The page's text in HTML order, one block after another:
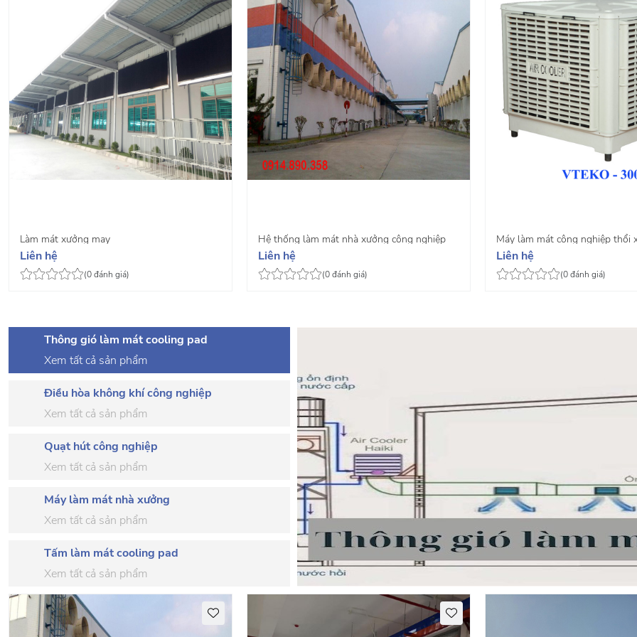
Làm mát xưởng may
Liên hệ
(0 đánh giá)
Hệ thống làm mát nhà xưởng công nghiệp
Liên hệ
(0 đánh giá)
Máy làm mát công nghiệp thổi
30
Liên hệ
(0 đánh giá)
Thông gió làm mát cooling pad
Xem tất cả sản phẩm
Điều hòa không khí công nghiệp
Xem tất cả sản phẩm
Quạt hút công nghiệp
Xem tất cả sản phẩm
Máy làm mát nhà xưởng
Xem tất cả sản phẩm
Tấm làm mát cooling pad
Xem tất cả sản phẩm